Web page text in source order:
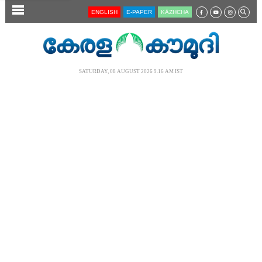
SECTIONS ENGLISH E-PAPER KĀZHCHA
SATURDAY, 08 AUGUST 2026 9.16 AM IST